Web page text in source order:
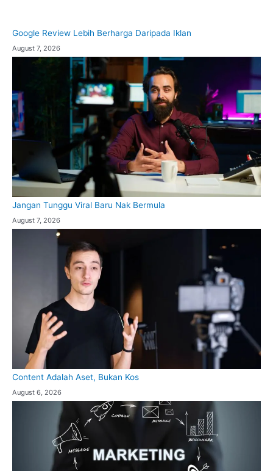
Google Review Lebih Berharga Daripada Iklan
August 7, 2026
Jangan Tunggu Viral Baru Nak Bermula
August 7, 2026
Content Adalah Aset, Bukan Kos
August 6, 2026